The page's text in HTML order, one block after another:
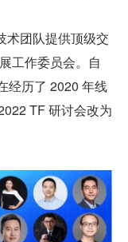
术团队提供顶级交
工作委员会。自
经历了 2020 年线
TF 研讨会改为